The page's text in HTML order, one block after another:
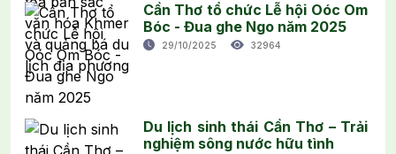
Cần Thơ tổ chức Lễ hội Oóc Om
Bóc - Đua ghe Ngo năm 2025
29/10/2025 32964
Du lịch sinh thái Cần Thơ – Trải
nghiệm sông nước hữu tình